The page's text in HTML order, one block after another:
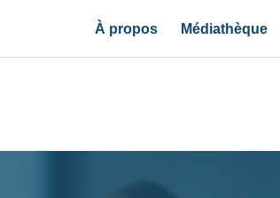
À propos Médiathèque